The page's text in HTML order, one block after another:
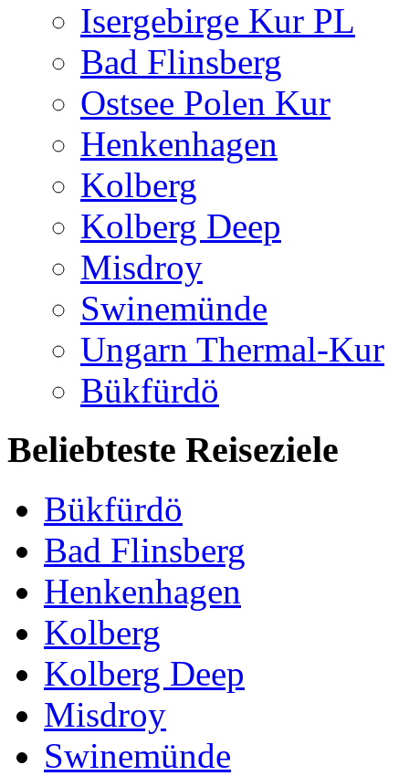
Isergebirge Kur PL
Bad Flinsberg
Ostsee Polen Kur
Henkenhagen
Kolberg
Kolberg Deep
Misdroy
Swinemünde
Ungarn Thermal-Kur
Bükfürdö
Beliebteste Reiseziele
Bükfürdö
Bad Flinsberg
Henkenhagen
Kolberg
Kolberg Deep
Misdroy
Swinemünde